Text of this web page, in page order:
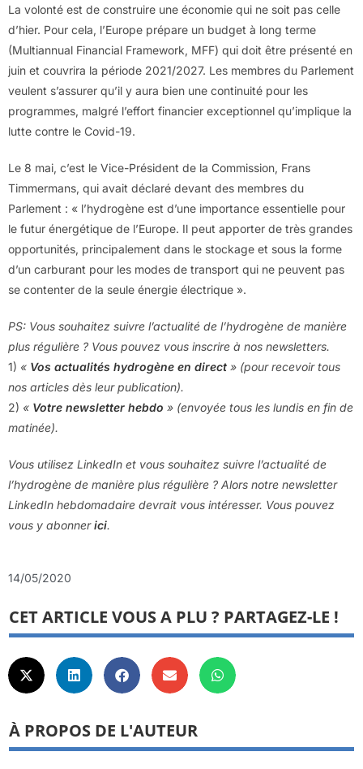
La volonté est de construire une économie qui ne soit pas celle
d’hier. Pour cela, l’Europe prépare un budget à long terme
(Multiannual Financial Framework, MFF) qui doit être présenté en
juin et couvrira la période 2021/2027. Les membres du Parlement
veulent s’assurer qu’il y aura bien une continuité pour les
programmes, malgré l’effort financier exceptionnel qu’implique la
lutte contre le Covid-19.
Le 8 mai, c’est le Vice-Président de la Commission, Frans
Timmermans, qui avait déclaré devant des membres du
Parlement : « l’hydrogène est d’une importance essentielle pour
le futur énergétique de l’Europe. Il peut apporter de très grandes
opportunités, principalement dans le stockage et sous la forme
d’un carburant pour les modes de transport qui ne peuvent pas
se contenter de la seule énergie électrique ».
PS: Vous souhaitez suivre l’actualité de l’hydrogène de manière
plus régulière ? Vous pouvez vous inscrire à nos newsletters.
1) « Vos actualités hydrogène en direct » (pour recevoir tous
nos articles dès leur publication).
2) « Votre newsletter hebdo » (envoyée tous les lundis en fin de
matinée).
Vous utilisez LinkedIn et vous souhaitez suivre l’actualité de
l’hydrogène de manière plus régulière ? Alors notre newsletter
LinkedIn hebdomadaire devrait vous intéresser. Vous pouvez
vous y abonnerici.
14/05/2020
CET ARTICLE VOUS A PLU ? PARTAGEZ-LE !
À PROPOS DE L'AUTEUR